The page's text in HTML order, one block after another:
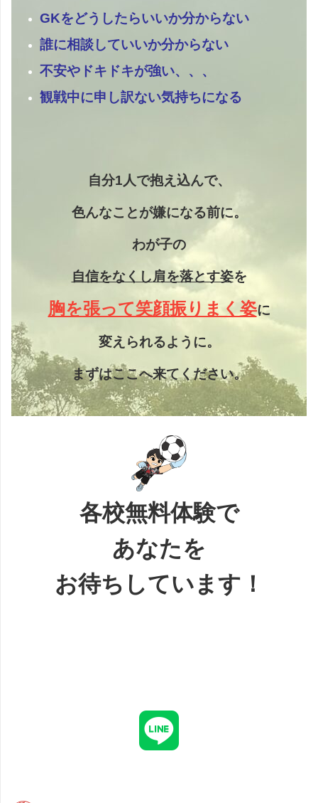
GKをどうしたらいいか分からない
誰に相談していいか分からない
不安やドキドキが強い、、、
観戦中に申し訳ない気持ちになる
自分1人で抱え込んで、
色んなことが嫌になる前に。
わが子の
自信をなくし肩を落とす姿を
胸を張って笑顔振りまく姿に
変えられるように。
まずはここへ来てください。
各校無料体験で
あなたを
お待ちしています！